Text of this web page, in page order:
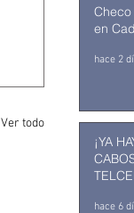
Ver todo
en
hace 2
¡YA
hace 6